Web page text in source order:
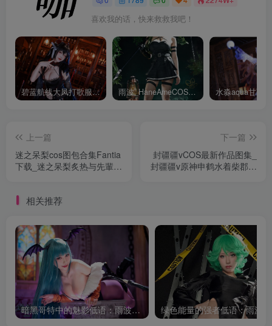
喜欢我的话，快来救救我吧！
碧蓝航线大凤打歌服有多甜？看看水淼aquaCOS版本就知道 雨波_HaneAmeCOS：演绎尤贝尔的美丽与死亡的微笑
上一篇
迷之呆梨cos图包合集Fantia
下载_迷之呆梨炙热与先輩の
下一篇
封疆疆vCOS最新作品图集_
封疆疆v原神申鹤水着柴郡魔
相关推荐
暗黑哥特中的魅影低语：雨波_HaneAme莫莉卡的幻想叙事